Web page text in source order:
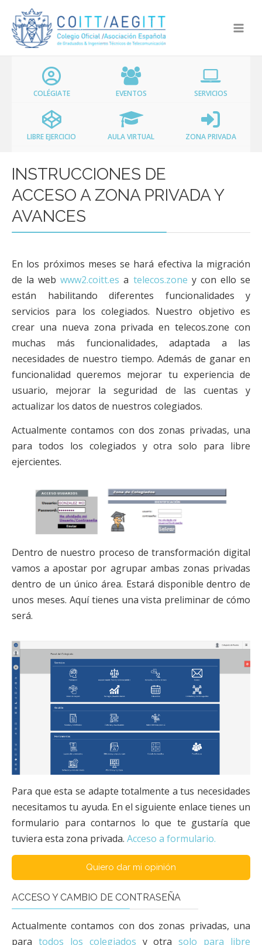
contenido
COLÉGIATE EVENTOS SERVICIOS
LIBRE EJERCICIO AULA VIRTUAL ZONA PRIVADA
INSTRUCCIONES DE
ACCESO A ZONA PRIVADA Y
AVANCES
En los próximos meses se hará efectiva la migración
de la webwww2.coitt.es a telecos.zone y con ello se
están habilitando diferentes funcionalidades y
servicios para los colegiados. Nuestro objetivo es
crear una nueva zona privada en telecos.zone con
muchas más funcionalidades, adaptada a las
necesidades de nuestro tiempo. Además de ganar en
funcionalidad queremos mejorar tu experiencia de
usuario, mejorar la seguridad de las cuentas y
actualizar los datos de nuestros colegiados.
Actualmente contamos con dos zonas privadas, una
para todos los colegiados y otra solo para libre
ejercientes.
Dentro de nuestro proceso de transformación digital
vamos a apostar por agrupar ambas zonas privadas
dentro de un único área. Estará disponible dentro de
unos meses. Aquí tienes una vista preliminar de cómo
será.
Para que esta se adapte totalmente a tus necesidades
necesitamos tu ayuda. En el siguiente enlace tienes un
formulario para contarnos lo que te gustaría que
tuviera esta zona privada. Acceso a formulario.
Quiero dar mi opinión
ACCESO Y CAMBIO DE CONTRASEÑA
Actualmente contamos con dos zonas privadas, una
para todos los colegiados y otrasolo para libre